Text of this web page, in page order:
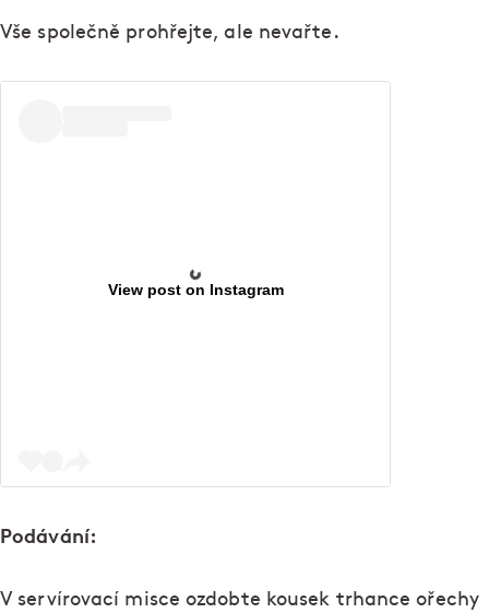
Vše společně prohřejte, ale nevařte.
View post on Instagram
Podávání:
V servírovací misce ozdobte kousek trhance ořechy